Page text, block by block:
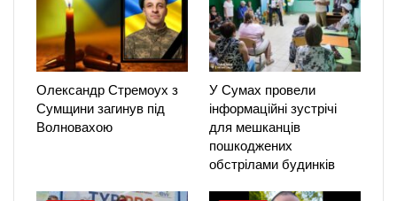
Олександр Стремоух з
Сумщини загинув під
Волновахою
У Сумах провели
інформаційні зустрічі
для мешканців
пошкоджених
обстрілами будинків